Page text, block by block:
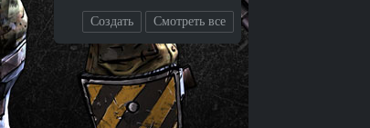
Создать Смотреть все